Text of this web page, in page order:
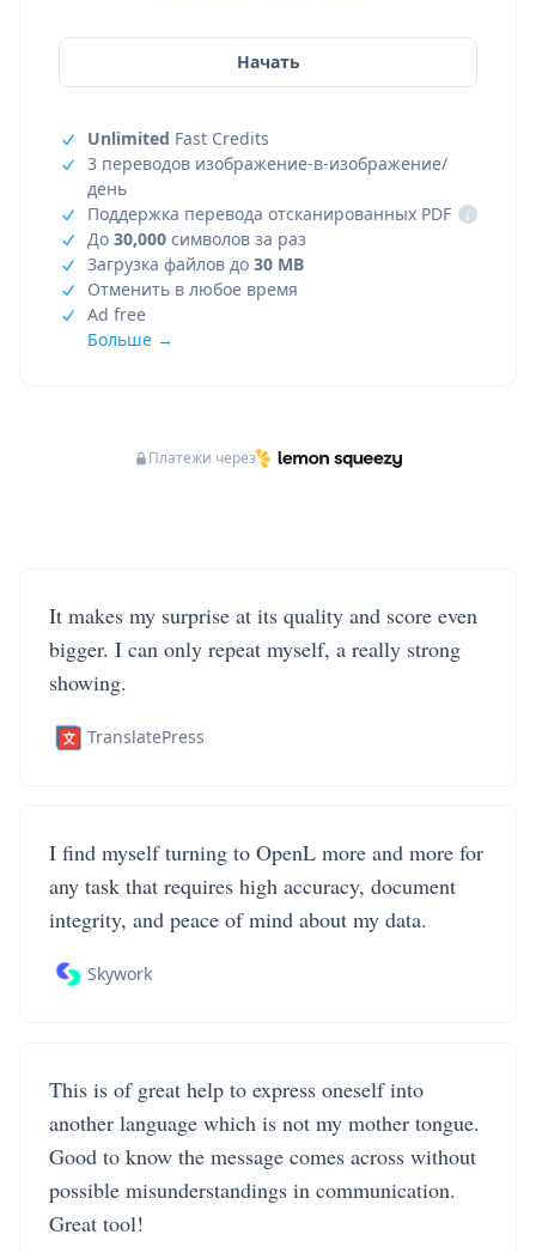
Начать
Unlimited Fast Credits
3 переводов изображение-в-изображение/
день
Поддержка перевода отсканированных PDF
i
До 30,000 символов за раз
Загрузка файлов до 30 MB
Отменить в любое время
Ad free
Больше →
Платежи через
It makes my surprise at its quality and score even
bigger. I can only repeat myself, a really strong
showing.
TranslatePress
I find myself turning to OpenL more and more for
any task that requires high accuracy, document
integrity, and peace of mind about my data.
Skywork
This is of great help to express oneself into
another language which is not my mother tongue.
Good to know the message comes across without
possible misunderstandings in communication.
Great tool!